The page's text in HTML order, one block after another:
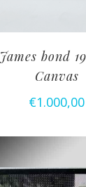
James bond
Canvas
€1.000,00